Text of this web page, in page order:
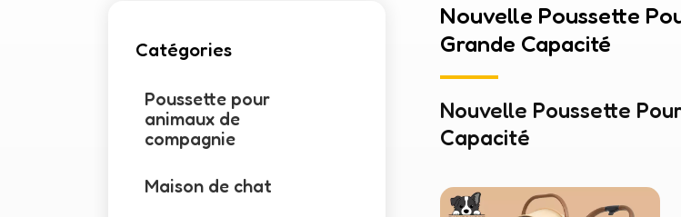
Nouvelle Poussette
Grande Capacité
Nouvelle Poussette
Capacité
Catégories
Poussette pour
animaux de
compagnie
Maison de chat